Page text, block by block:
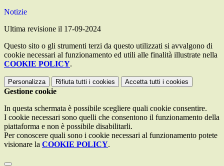
Notizie
Ultima revisione il 17-09-2024
Questo sito o gli strumenti terzi da questo utilizzati si avvalgono di
cookie necessari al funzionamento ed utili alle finalità illustrate nella
COOKIE POLICY.
Personalizza Rifiuta tutti i cookies Accetta tutti i cookies
Gestione cookie
In questa schermata è possibile scegliere quali cookie consentire.
I cookie necessari sono quelli che consentono il funzionamento della
piattaforma e non è possibile disabilitarli.
Per conoscere quali sono i cookie necessari al funzionamento potete
visionare la COOKIE POLICY.